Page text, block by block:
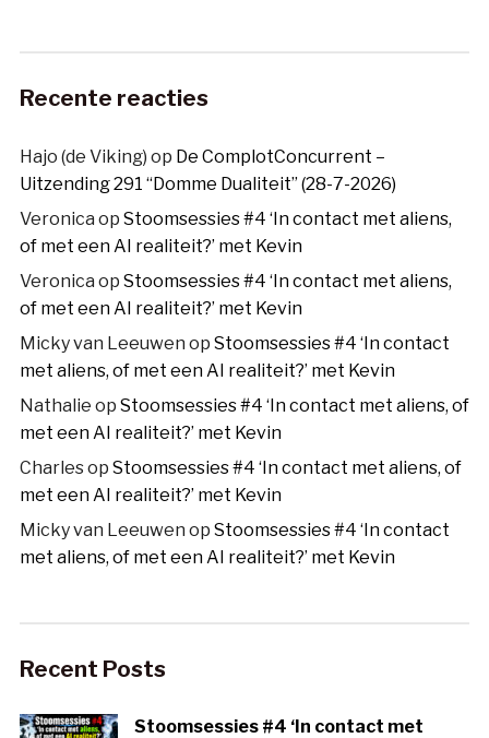
Recente reacties
Hajo (de Viking) op De ComplotConcurrent –
Uitzending 291 “Domme Dualiteit” (28-7-2026)
Veronica op Stoomsessies #4 ‘In contact met aliens,
of met een AI realiteit?’ met Kevin
Veronica op Stoomsessies #4 ‘In contact met aliens,
of met een AI realiteit?’ met Kevin
Micky van Leeuwen op Stoomsessies #4 ‘In contact
met aliens, of met een AI realiteit?’ met Kevin
Nathalie op Stoomsessies #4 ‘In contact met aliens, of
met een AI realiteit?’ met Kevin
Charlesop Stoomsessies #4 ‘In contact met aliens, of
met een AI realiteit?’ met Kevin
Micky van Leeuwen op Stoomsessies #4 ‘In contact
met aliens, of met een AI realiteit?’ met Kevin
Recent Posts
Stoomsessies #4 ‘In contact met